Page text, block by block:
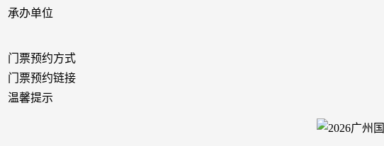
承办单位
门票预约方式
门票预约链接
温馨提示